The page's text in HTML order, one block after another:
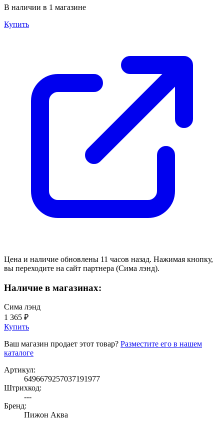
В наличии в 1 магазине
Купить
Цена и наличие обновлены 11 часов назад. Нажимая кнопку,
вы переходите на сайт партнера (Сима лэнд).
Наличие в магазинах:
Сима лэнд
1 365 ₽
Купить
Ваш магазин продает этот товар? Разместите его в нашем
каталоге
Артикул:
6496679257037191977
Штрихкод:
---
Бренд:
Пижон Аква